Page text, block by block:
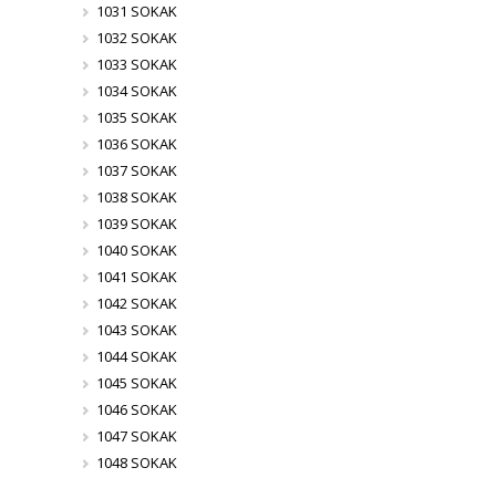
1031 SOKAK
1032 SOKAK
1033 SOKAK
1034 SOKAK
1035 SOKAK
1036 SOKAK
1037 SOKAK
1038 SOKAK
1039 SOKAK
1040 SOKAK
1041 SOKAK
1042 SOKAK
1043 SOKAK
1044 SOKAK
1045 SOKAK
1046 SOKAK
1047 SOKAK
1048 SOKAK